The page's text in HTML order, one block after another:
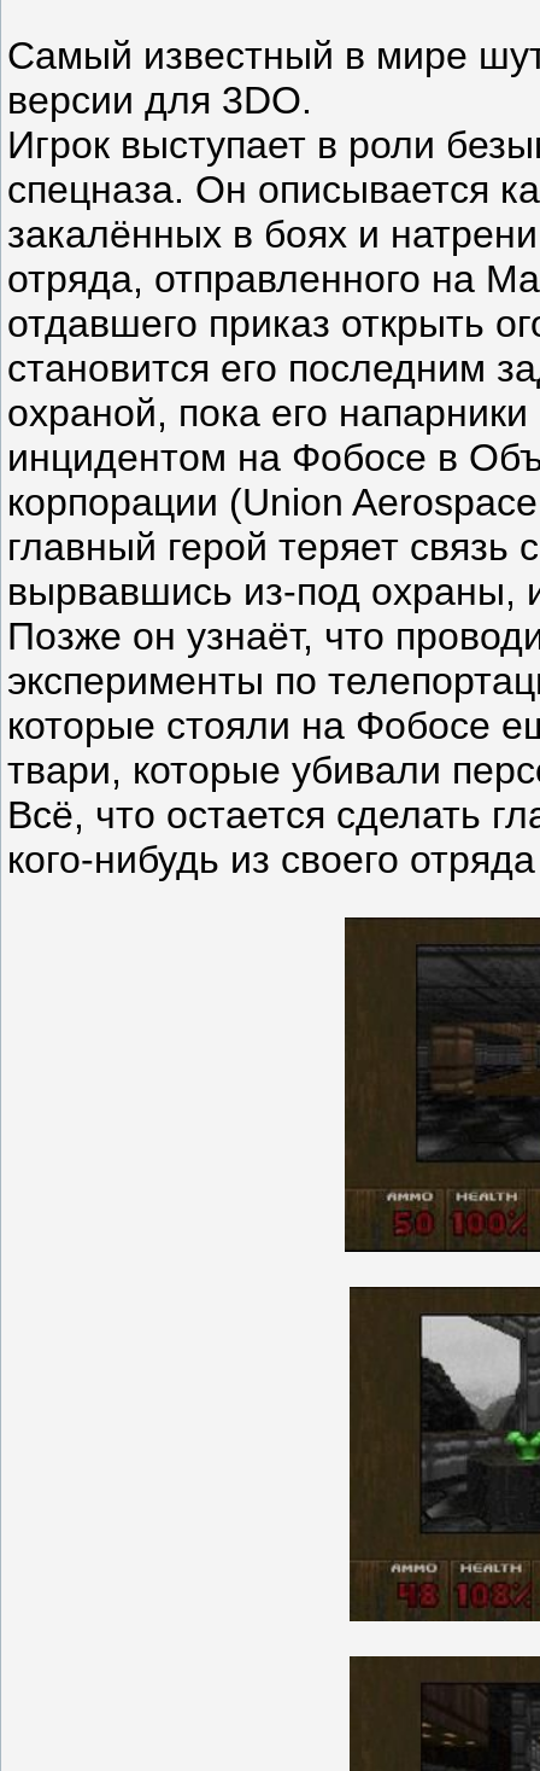
Самый известный в мире
версии для 3DO.
Игрок выступает в роли
спецназа. Он описывается
закалённых в боях и
отряда, отправленного на
отдавшего приказ открыть
становится его последним
охраной, пока его
инцидентом на Фобосе в
корпорации (Union
главный герой теряет
вырвавшись из-под охраны,
Позже он узнаёт, что
эксперименты по
которые стояли на Фобосе
твари, которые убивали
Всё, что остается сделать
кого-нибудь из своего